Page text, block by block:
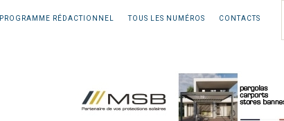
PROGRAMME RÉDACTIONNEL TOUS LES NUMÉROS CONTACTS